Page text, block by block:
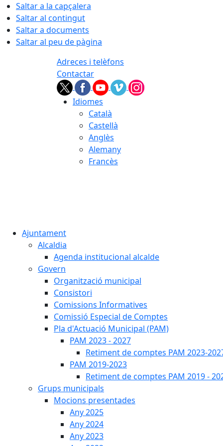
Saltar a la capçalera
Saltar al contingut
Saltar a documents
Saltar al peu de pàgina
Adreces i telèfons
Contactar
Idiomes
Català
Castellà
Anglès
Alemany
Francès
Ajuntament
Alcaldia
Agenda institucional alcalde
Govern
Organització municipal
Consistori
Comissions Informatives
Comissió Especial de Comptes
Pla d'Actuació Municipal (PAM)
PAM 2023 - 2027
Retiment de comptes PAM 2023-
PAM 2019-2023
Retiment de comptes PAM 2019 -
Grups municipals
Mocions presentades
Any 2025
Any 2024
Any 2023